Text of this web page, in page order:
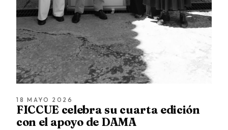
18 MAYO 2026
FICCUE celebra su cuarta edición
con el apoyo de DAMA